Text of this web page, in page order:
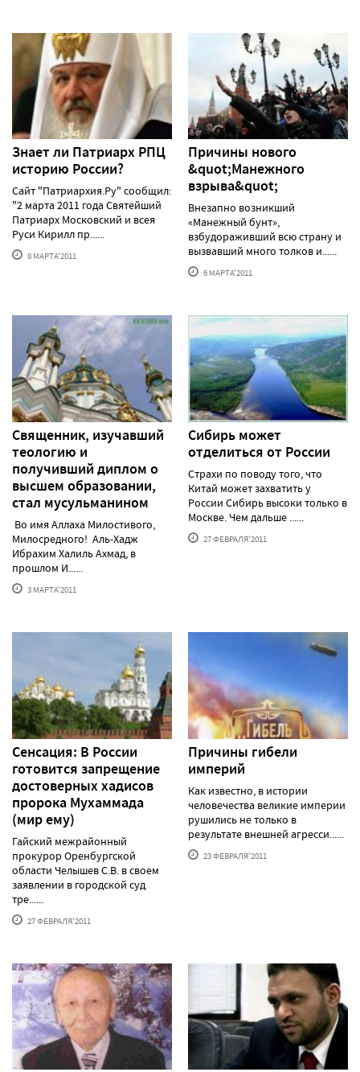
Знает ли Патриарх РПЦ
историю России?
Сайт "Патриархия.Ру" сообщил:
"2 марта 2011 года Святейший
Патриарх Московский и всея
Руси Кирилл пр......
8 МАРТА'2011
Причины нового
&quot;Манежного
взрыва&quot;
Внезапно возникший
«Манежный бунт»,
взбудораживший всю страну и
вызвавший много толков и......
6 МАРТА'2011
Священник, изучавший
теологию и
получивший диплом о
высшем образовании,
стал мусульманином
Во имя Аллаха Милостивого,
Милосредного! Аль-Хадж
Ибрахим Халиль Ахмад, в
прошлом И......
3 МАРТА'2011
Сибирь может
отделиться от России
Страхи по поводу того, что
Китай может захватить у
России Сибирь высоки только в
Москве. Чем дальше ......
27 ФЕВРАЛЯ'2011
Сенсация: В России
готовится запрещение
достоверных хадисов
пророка Мухаммада
(мир ему)
Гайский межрайонный
прокурор Оренбургской
области Челышев С.В. в своем
заявлении в городской суд
тре......
27 ФЕВРАЛЯ'2011
Причины гибели
империй
Как известно, в истории
человечества великие империи
рушились не только в
результате внешней агресси......
23 ФЕВРАЛЯ'2011